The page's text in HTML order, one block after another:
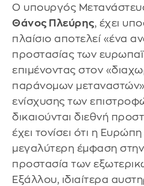
Ο υπουργός
Θάνος Πλεύρης, έχει
πλαίσιο αποτελεί «ένα
προστασίας των
επιμένοντας στον
παράνομων
ενίσχυσης των
δικαιούνται διεθνή
έχει τονίσει ότι η
μεγαλύτερη έμφαση
προστασία των
Εξάλλου, ιδιαίτερα